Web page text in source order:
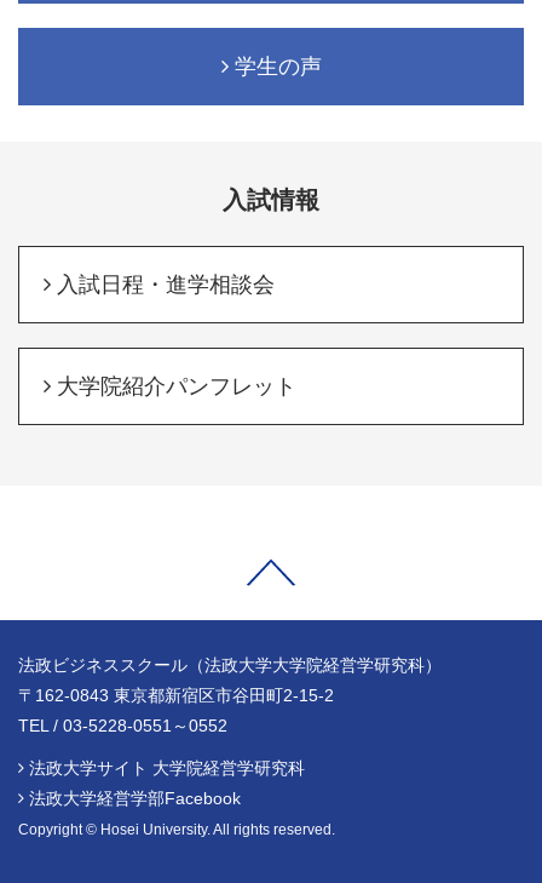
学生の声
入試情報
入試日程・進学相談会
大学院紹介パンフレット
法政ビジネススクール（法政大学大学院経営学研究科）
〒162-0843 東京都新宿区市谷田町2-15-2
TEL / 03-5228-0551～0552
法政大学サイト 大学院経営学研究科
法政大学経営学部Facebook
Copyright © Hosei University. All rights reserved.